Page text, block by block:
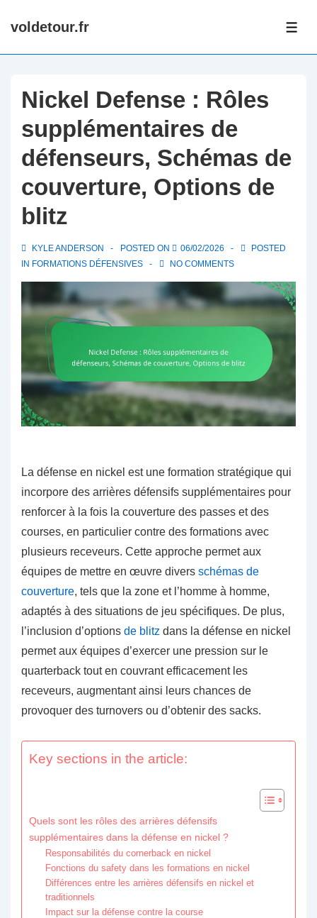
Skipvoldetour.fr
Nickel Defense : Rôles
supplémentaires de
défenseurs, Schémas de
couverture, Options de
blitz
KYLE ANDERSON POSTED ON 06/02/2026
POSTED
IN FORMATIONS DÉFENSIVES NO COMMENTS
La défense en nickel est une formation stratégique qui
incorpore des arrières défensifs supplémentaires pour
renforcer à la fois la couverture des passes et des
courses, en particulier contre des formations avec
plusieurs receveurs. Cette approche permet aux
équipes de mettre en œuvre divers schémas de
couverture, tels que la zone et l’homme à homme,
adaptés à des situations de jeu spécifiques. De plus,
l’inclusion d’options de blitz dans la défense en nickel
permet aux équipes d’exercer une pression sur le
quarterback tout en couvrant efficacement les
receveurs, augmentant ainsi leurs chances de
provoquer des turnovers ou d’obtenir des sacks.
Key sections in the article:
Quels sont les rôles des arrières défensifs
supplémentaires dans la défense en nickel ?
Responsabilités du cornerback en nickel
Fonctions du safety dans les formations en nickel
Différences entre les arrières défensifs en nickel et
traditionnels
Impact sur la défense contre la course